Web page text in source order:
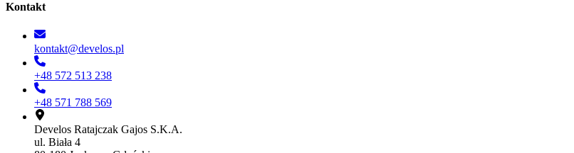
Kontakt
kontakt@develos.pl
+48 572 513 238
+48 571 788 569
Develos Ratajczak Gajos S.K.A.
ul. Biała 4